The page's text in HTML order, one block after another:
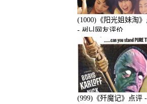
(1000)《阳光姐妹淘
- 써니网友评价
(999)《歼魔记》点评